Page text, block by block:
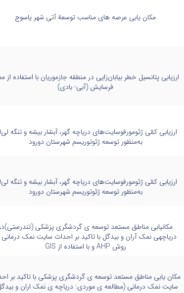
مکان یابی عرصه های مناسب توسعة آتی شهر یاسوج
ارزیابی پتانسیل خطر بیابان‌زایی در منطقه جازموریان با استفاده از
فرسایش (آبی- بادی)
ارزیابی کمّی ژئومورفوسایت‌های دریاچه گهر، آبشار بیشه و تنگه
به‌منظور توسعه ژئوتوریسم شهرستان دورود
ارزیابی کمّی ژئومورفوسایت‌های دریاچه گهر، آبشار بیشه و تنگه
به‌منظور توسعه ژئوتوریسم شهرستان دورود
مکانیابی مناطق مستعد توسعه ی گردشگری پزشکی (تندرستی)در
دریاچهی نمک آران و بیدگل با تاکید بر احداث سایت نمک درمانی
روش AHP و با استفاده از GIS
مکان یابی مناطق مستعد توسعه ی گردشگری پزشکی با تاکید بر
سایت نمک درمانی (مطالعه ی موردی: دریاچه ی نمک اران و